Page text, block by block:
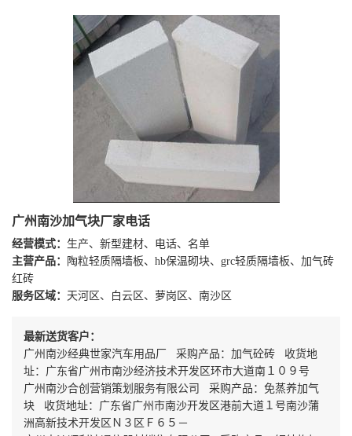
广州南沙加气块厂家电话
经营模式： 生产、新型建材、电话、名单
主营产品：
陶粒轻质隔墙板、hb保温砌块、grc轻质隔墙板、加气砖
红砖
服务区域： 天河区、白云区、萝岗区、南沙区
最新送货客户：
广州南沙经典世家汽车用品厂 采购产品：加气砼砖 收货地
址：广东省广州市南沙经济技术开发区环市大道南１０９号
广州南沙合创营销策划服务有限公司 采购产品：免蒸养加气
块 收货地址：广东省广州市南沙开发区港前大道１号南沙蒲
洲高新技术开发区Ｎ３区Ｆ６５－